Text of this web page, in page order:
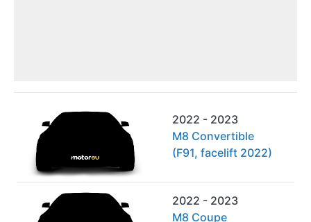
2022 - 2023
M8 Convertible
(F91, facelift 2022)
2022 - 2023
M8 Coupe